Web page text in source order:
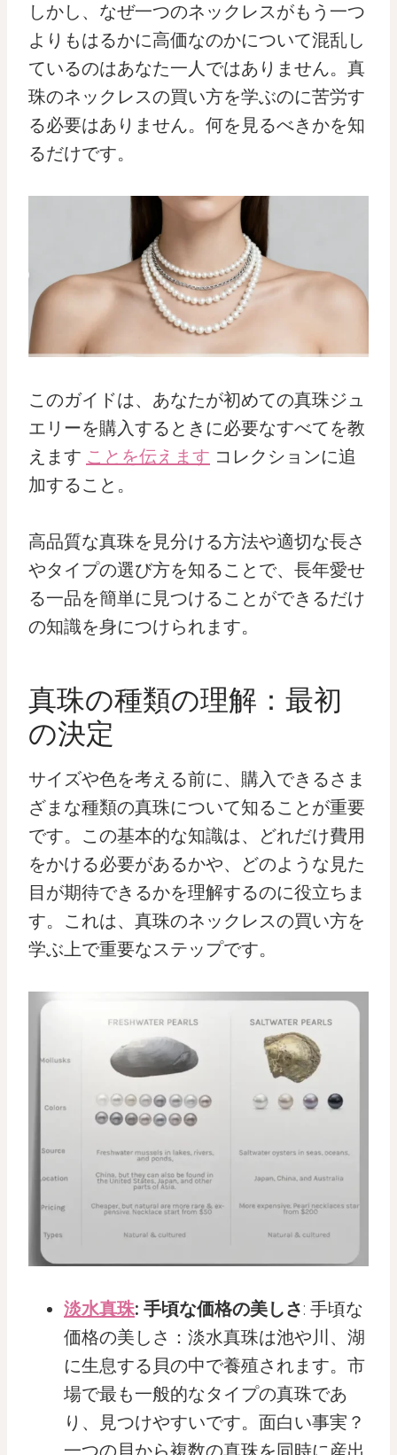
しかし、なぜ一つのネックレスがもう一つ
よりもはるかに高価なのかについて混乱し
ているのはあなた一人ではありません。真
珠のネックレスの買い方を学ぶのに苦労す
る必要はありません。何を見るべきかを知
るだけです。
このガイドは、あなたが初めての真珠ジュ
エリーを購入するときに必要なすべてを教
えます ことを伝えます コレクションに追
加すること。
高品質な真珠を見分ける方法や適切な長さ
やタイプの選び方を知ることで、長年愛せ
る一品を簡単に見つけることができるだけ
の知識を身につけられます。
真珠の種類の理解：最初
の決定
サイズや色を考える前に、購入できるさま
ざまな種類の真珠について知ることが重要
です。この基本的な知識は、どれだけ費用
をかける必要があるかや、どのような見た
目が期待できるかを理解するのに役立ちま
す。これは、真珠のネックレスの買い方を
学ぶ上で重要なステップです。
淡水真珠: 手頃な価格の美しさ: 手頃な
価格の美しさ：淡水真珠は池や川、湖
に生息する貝の中で養殖されます。市
場で最も一般的なタイプの真珠であ
り、見つけやすいです。面白い事実？
一つの貝から複数の真珠を同時に産出